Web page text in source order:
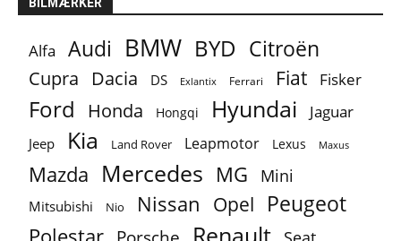
Alfa Audi BMW BYD Citroën
Cupra Dacia DS Exlantix Ferrari Fiat Fisker
Ford Honda Hongqi Hyundai Jaguar
Jeep Kia Land Rover Leapmotor Lexus Maxus
Mazda Mercedes MG Mini
Mitsubishi Nio Nissan Opel Peugeot
Polestar Porsche Renault